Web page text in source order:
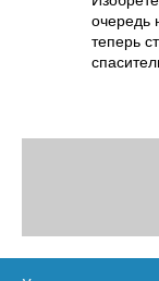
очередь
теперь